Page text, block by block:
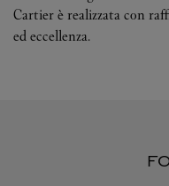
Cartier è realizzata con
ed eccellenza.